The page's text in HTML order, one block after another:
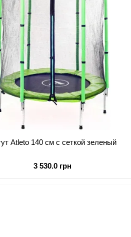
Atleto 140 см с сеткой зеленый
3 530.0 грн